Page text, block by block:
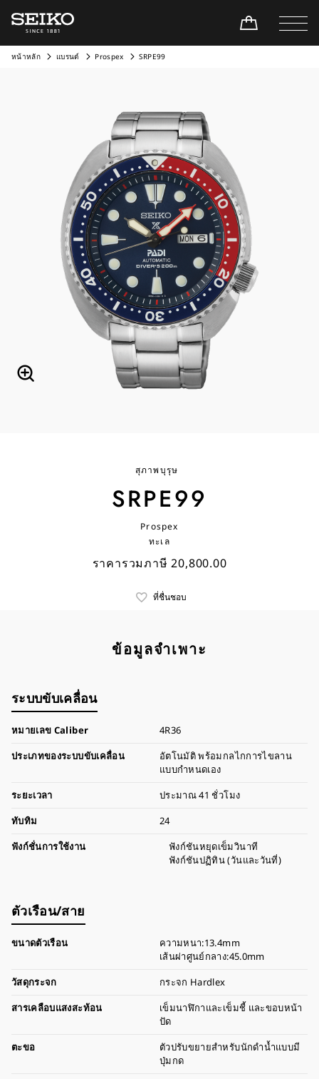
หน้าหลัก แบรนด์ Prospex SRPE99
สุภาพบุรุษ
SRPE99
Prospex
ทะเล
ราคารวมภาษี 20,800.00
ที่ชื่นชอบ
ข้อมูลจำเพาะ
ระบบขับเคลื่อน
หมายเลข Caliber
4R36
ประเภทของระบบขับเคลื่อน
อัตโนมัติ พร้อมกลไกการไขลาน
แบบกำหนดเอง
ระยะเวลา
ประมาณ 41 ชั่วโมง
ทับทิม
24
ฟังก์ชั่นการใช้งาน
ฟังก์ชันหยุดเข็มวินาที
ฟังก์ชันปฏิทิน (วันและวันที่)
ตัวเรือน/สาย
ขนาดตัวเรือน
ความหนา:13.4mm
เส้นผ่าศูนย์กลาง:45.0mm
วัสดุกระจก
กระจก Hardlex
สารเคลือบแสงสะท้อน
เข็มนาฬิกาและเข็มชี้ และขอบหน้า
ปัด
ตะขอ
ตัวปรับขยายสำหรับนักดำน้ำแบบมี
ปุ่มกด